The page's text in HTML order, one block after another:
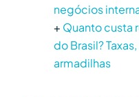
negócios
+ Quanto custa
do Brasil?
armadilhas